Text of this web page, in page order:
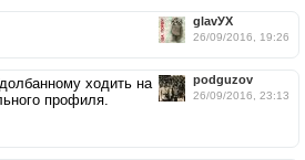
glavУХ
26/09/2016, 19:26
podguzov
26/09/2016, 23:13
ходить на
профиля.